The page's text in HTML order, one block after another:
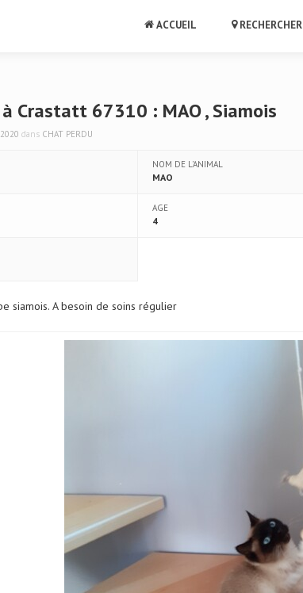
ACCUEIL RECHERCHER
Crastatt 67310 : MAO , Siamois
dans CHAT PERDU
NOM DE L'ANIMAL
MAO
AGE
4
siamois. A besoin de soins régulier